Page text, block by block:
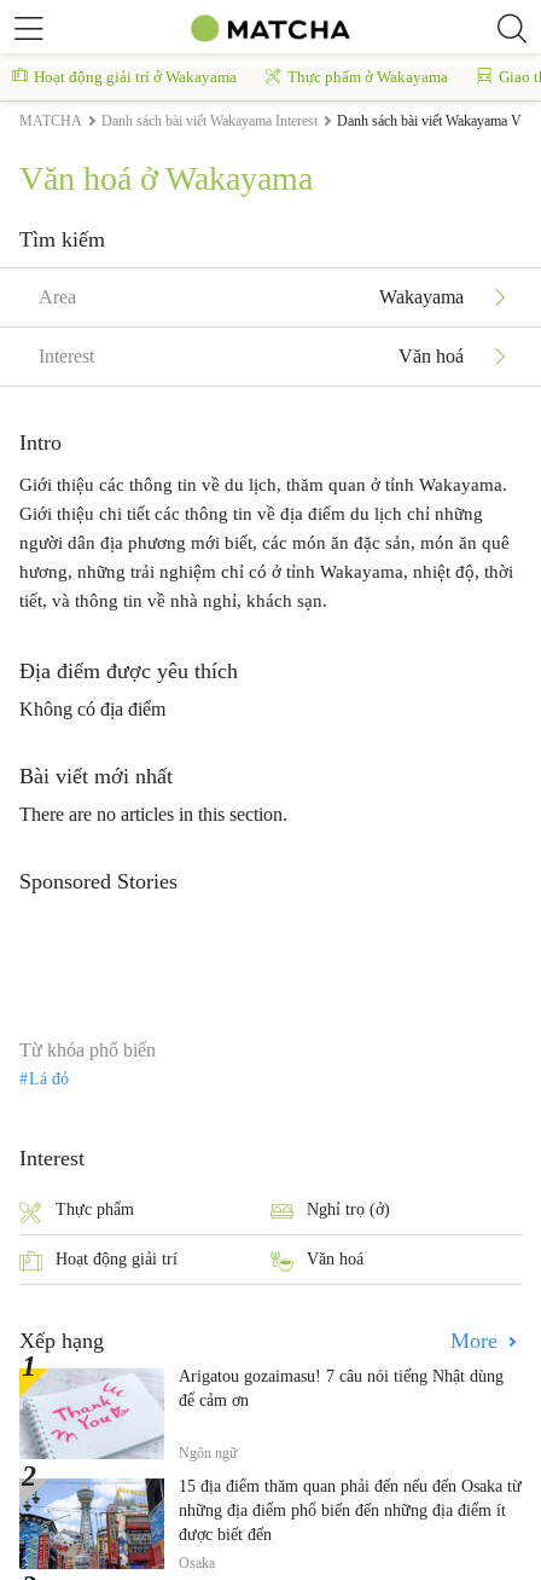
Hoạt động giải trí ở Wakayama Thực phẩm ở Wakayama Giao
MATCHA Danh sách bài viết Wakayama Interest Danh sách bài viết Wakayama Văn
Văn hoá ở Wakayama
Tìm kiếm
Area Wakayama
Interest Văn hoá
Intro
Giới thiệu các thông tin về du lịch, thăm quan ở tỉnh Wakayama.
Giới thiệu chi tiết các thông tin về địa điểm du lịch chỉ những
người dân địa phương mới biết, các món ăn đặc sản, món ăn quê
hương, những trải nghiệm chỉ có ở tỉnh Wakayama, nhiệt độ, thời
tiết, và thông tin về nhà nghỉ, khách sạn.
Địa điểm được yêu thích
Không có địa điểm
Bài viết mới nhất
There are no articles in this section.
Sponsored Stories
Từ khóa phổ biến
Lá đỏ
Interest
Thực phẩm Nghỉ trọ (ở)
Hoạt động giải trí Văn hoá
Xếp hạng More
Arigatou gozaimasu! 7 câu nói tiếng Nhật dùng
để cảm ơn
Ngôn ngữ
15 địa điểm thăm quan phải đến nếu đến Osaka từ
những địa điểm phổ biến đến những địa điểm ít
được biết đến
Osaka